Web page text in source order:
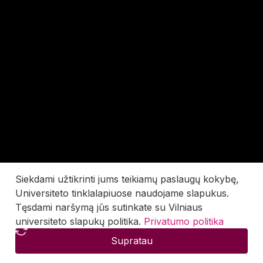
Siekdami užtikrinti jums teikiamų paslaugų kokybę,
Universiteto tinklalapiuose naudojame slapukus.
Tęsdami naršymą jūs sutinkate su Vilniaus
universiteto slapukų politika. Privatumo politika
Supratau